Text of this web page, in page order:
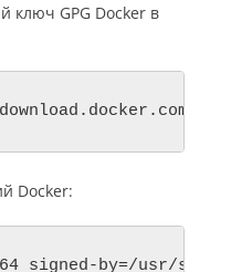
ключ GPG Docker в
Docker:
signed-by=/usr/